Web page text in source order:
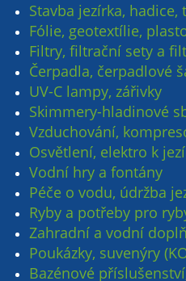
Stavba jezírka,
Fólie, geotextílie,
Filtry, filtrační sety a
Čerpadla, čerpadlové
UV-C lampy, zářivky
Skimmery-hladinové
Vzduchování,
Osvětlení, elektro k
Vodní hry a fontány
Péče o vodu, údržba
Ryby a potřeby pro
Zahradní a vodní
Poukázky, suvenýry
Bazénové